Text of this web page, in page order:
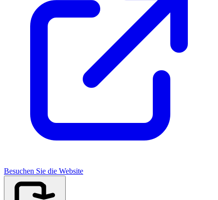
Besuchen Sie die Website